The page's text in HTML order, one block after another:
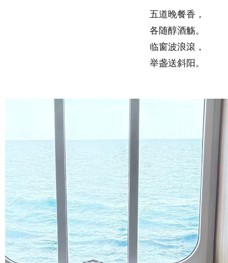
五道晚餐香，
各随醇酒觞。
临窗波浪滾，
举盏送斜阳。